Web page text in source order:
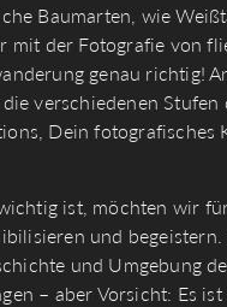
Baumarten, wie
der Fotografie von
genau richtig!
verschiedenen
Dein fotografisches
ist, möchten wir
und
und Umgebung
– aber Vorsicht: Es